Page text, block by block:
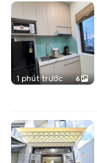
1 phút trước 6